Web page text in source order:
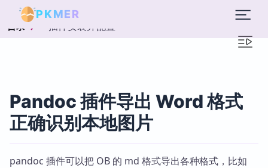
PKMER
目录 插件安装并配置
Pandoc 插件导出 Word 格式
正确识别本地图片
pandoc 插件可以把 OB 的 md 格式导出各种格式，比如